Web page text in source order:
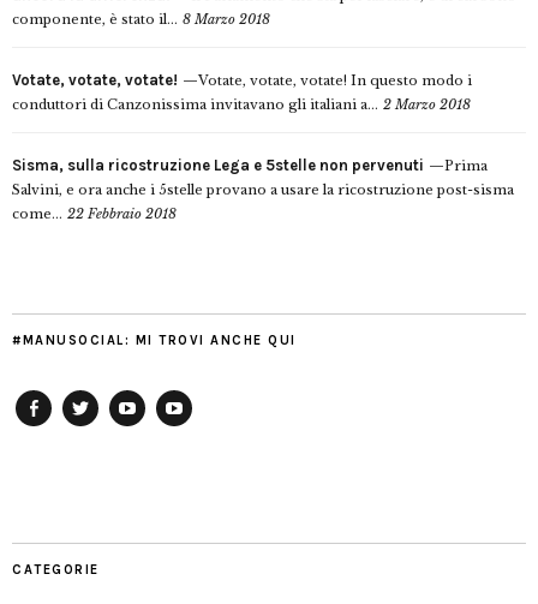
componente, è stato il... 8 Marzo 2018
Votate, votate, votate!
Votate, votate, votate! In questo modo i
conduttori di Canzonissima invitavano gli italiani a... 2 Marzo 2018
Sisma, sulla ricostruzione Lega e 5stelle non pervenuti
Prima
Salvini, e ora anche i 5stelle provano a usare la ricostruzione post-sisma
come... 22 Febbraio 2018
#MANUSOCIAL: MI TROVI ANCHE QUI
CATEGORIE